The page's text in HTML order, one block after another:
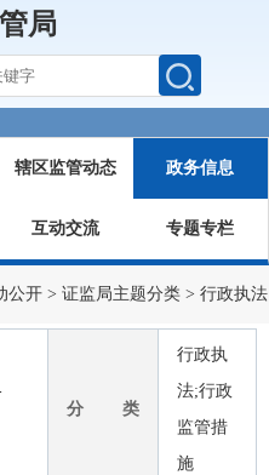
局
辖区监管动态 政务信息
互动交流 专题专栏
公开 > 证监局主题分类 > 行政执法
分 类
行政执
法;行政
监管措
施